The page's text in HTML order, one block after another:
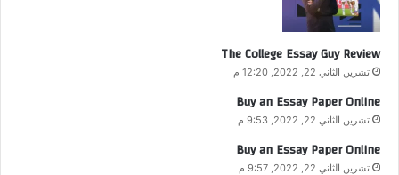
The College Essay Guy Review
تشرين الثاني 22, 2022, 12:20 م
Buy an Essay Paper Online
تشرين الثاني 22, 2022, 9:53 م
Buy an Essay Paper Online
تشرين الثاني 22, 2022, 9:57 م